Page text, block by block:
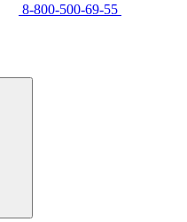
8-800-500-69-55